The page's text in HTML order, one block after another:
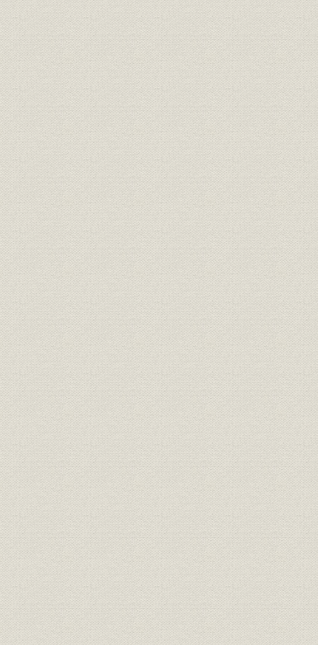
共同施設
真如堂研修道場
綱町三井倶楽部
霞ヶ関三井クラブと新宿三井クラブ
(財)三井文庫
三井業際研究所
主要関係会社概要
資料
地価・GNP・卸売物価の長期的推移
国民総生産と地価の対前年度変動率、土地取引件数、宅地建物取引業
住宅着工戸数、全国木造建築費上昇率、宅地供給量の推移
人口の地域別・年齢別構成の推移
三大都市圏と地方間の人口移動の推移
婚姻件数と世帯増加率の推移
不動産業向け貸出および住宅ローンの残高の推移
事務所用建築物着工の推移
民間業者浚渫埋立揚土量の推移
三井不動産株式会社原始定款
三井不動産株式会社現行定款
従業員数の推移
新株式の発行推移
株価の推移